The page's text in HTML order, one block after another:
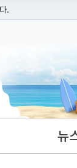
.
있다면 아래 URL
뉴